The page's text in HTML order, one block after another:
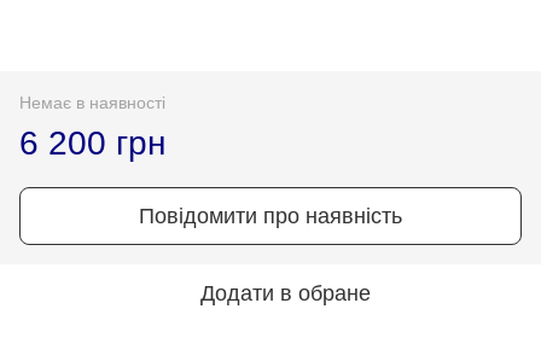
Немає в наявності
6 200 грн
Повідомити про наявність
Додати в обране